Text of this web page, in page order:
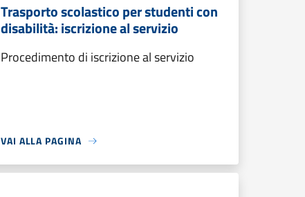
Trasporto scolastico per studenti con
disabilità: iscrizione al servizio
Procedimento di iscrizione al servizio
VAI ALLA PAGINA